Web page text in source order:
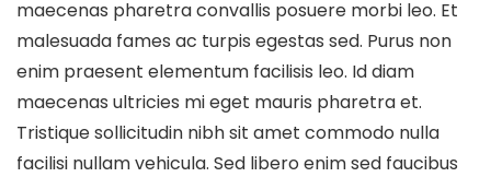
maecenas pharetra convallis posuere morbi leo. Et
malesuada fames ac turpis egestas sed. Purus non
enim praesent elementum facilisis leo. Id diam
maecenas ultricies mi eget mauris pharetra et.
Tristique sollicitudin nibh sit amet commodo nulla
facilisi nullam vehicula. Sed libero enim sed faucibus